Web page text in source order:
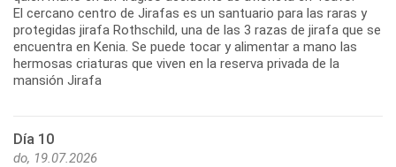
El cercano centro de Jirafas es un santuario para las raras y
protegidas jirafa Rothschild, una de las 3 razas de jirafa que se
encuentra en Kenia. Se puede tocar y alimentar a mano las
hermosas criaturas que viven en la reserva privada de la
mansión Jirafa
Día 10
do, 19.07.2026